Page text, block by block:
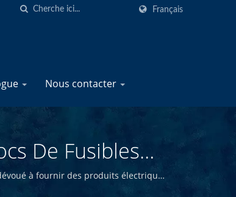
Français
Nous contacter
De Fusibles
YIS Marine
à fournir des produits électriques
Taiwan, nous sommes en mesure